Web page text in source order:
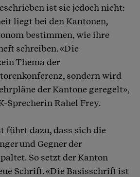
ist sie jedoch nicht:
liegt bei den Kantonen,
bestimmen, wie ihre
schreiben. «Die
Thema der
sondern wird
der Kantone geregelt»,
Sprecherin Rahel Frey.
führt dazu, dass sich die
und Gegner der
So setzt der Kanton
Schrift. «Die Basisschrift ist